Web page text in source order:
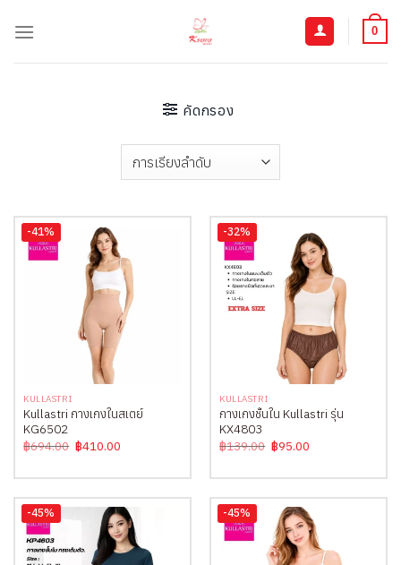
0
คัดกรอง
-41%
KULLASTRI
Kullastri กางเกงในสเตย์
KG6502
฿694.00 Original
price
฿694.00.
฿410.00
฿410.00.
-32%
KULLASTRI
กางเกงชั้นใน Kullastri รุ่น
KX4803
฿139.00 Original
price
฿139.00.
฿95.00
฿95.00.
-45% -45%